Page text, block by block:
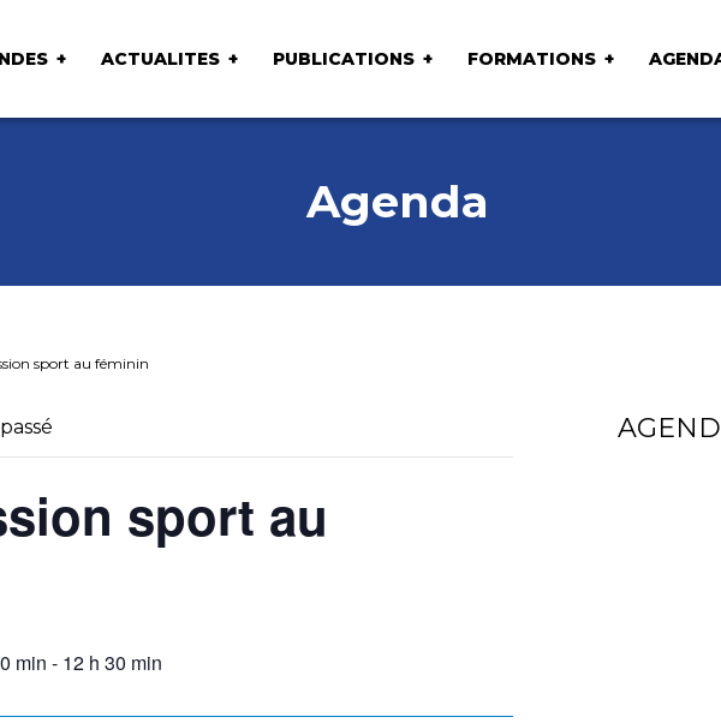
ACTUALITES PUBLICATIONS FORMATIONS
Agenda
sport au féminin
sport au
min - 12 h 30 min